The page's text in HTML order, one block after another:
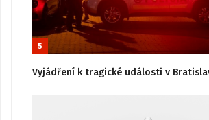
5
Vyjádření k tragické události v